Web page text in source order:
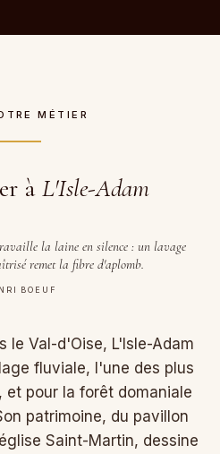
MÉTIER
à L'Isle-Adam
la laine en silence : un lavage
remet la fibre d'aplomb.
BOEUF
le Val-d'Oise, L'Isle-Adam
fluviale, l'une des plus
et pour la forêt domaniale
patrimoine, du pavillon
Saint-Martin, dessine